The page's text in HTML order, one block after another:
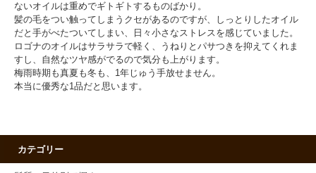
ないオイルは重めでギトギトするものばかり。
髪の毛をつい触ってしまうクセがあるのですが、しっとりしたオイル
だと手がべたついてしまい、日々小さなストレスを感じていました。
ロゴナのオイルはサラサラで軽く、うねりとパサつきを抑えてくれま
すし、自然なツヤ感がでるので気分も上がります。
梅雨時期も真夏も冬も、1年じゅう手放せません。
本当に優秀な1品だと思います。
カテゴリー